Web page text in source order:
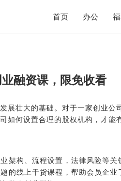
首页 办公 福
融资课，限免收看
展壮大的基础。对于一家创业公
如何设置合理的股权机构，才能
架构、流程设置，法律风险等
的线上干货课程，帮助会员企业